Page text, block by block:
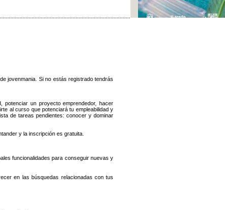
jovenmania. Si no estás registrado tendrás
un proyecto emprendedor, hacer
al curso que potenciará tu empleabilidad y
de tareas pendientes: conocer y dominar
y la inscripción es gratuita.
funcionalidades para conseguir nuevas y
en las búsquedas relacionadas con tus